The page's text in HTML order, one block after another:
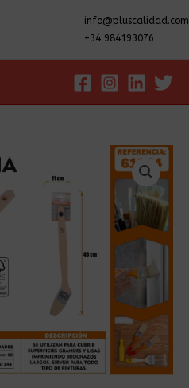
info@pluscalidad.com
+34 984193076